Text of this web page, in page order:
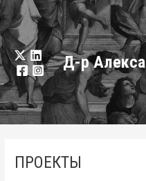
Перейти
к
содержанию
Д-р
ПРОЕКТЫ